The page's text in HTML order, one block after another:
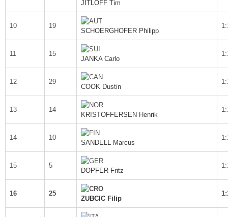
JITLOFF Tim
10 19
SCHOERGHOFER Philipp
11 15
JANKA Carlo
12 29
COOK Dustin
13 14
KRISTOFFERSEN Henrik
14 10
SANDELL Marcus
15 5
DOPFER Fritz
16 25
ZUBCIC Filip